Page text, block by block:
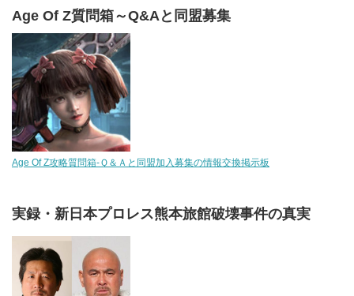
Age Of Z質問箱～Q&Aと同盟募集
Age Of Z攻略質問箱-Ｑ＆Ａと同盟加入募集の情報交換掲示板
実録・新日本プロレス熊本旅館破壊事件の真実